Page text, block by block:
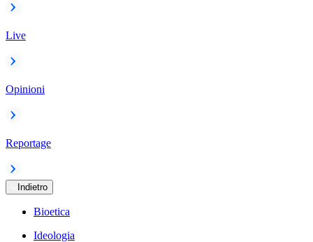
Live
Opinioni
Reportage
Indietro
Bioetica
Ideologia